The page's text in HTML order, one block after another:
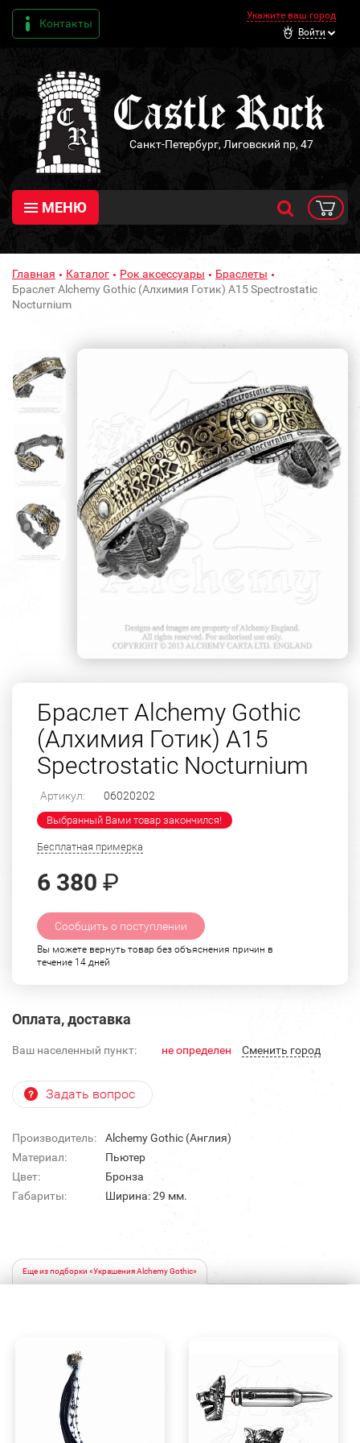
Контакты
Укажите ваш город
Войти
Санкт-Петербург, Лиговский пр, 47
МЕНЮ
Главная Каталог Рок аксессуары
Браслеты
Браслет Alchemy Gothic (Алхимия Готик) A15 Spectrostatic
Nocturnium
Браслет Alchemy Gothic
(Алхимия Готик) A15
Spectrostatic Nocturnium
Артикул: 06020202
Выбранный Вами товар закончился!
Бесплатная примерка
6 380 ₽
Сообщить о поступлении
Вы можете вернуть товар без объяснения причин в
течение 14 дней
Оплата, доставка
Ваш населенный пункт: не определен Cменить город
Задать вопрос
Производитель:
Alchemy Gothic (Англия)
Материал:
Пьютер
Цвет:
Бронза
Габариты:
Ширина: 29 мм.
Еще из подборки «Украшения Alchemy Gothic»